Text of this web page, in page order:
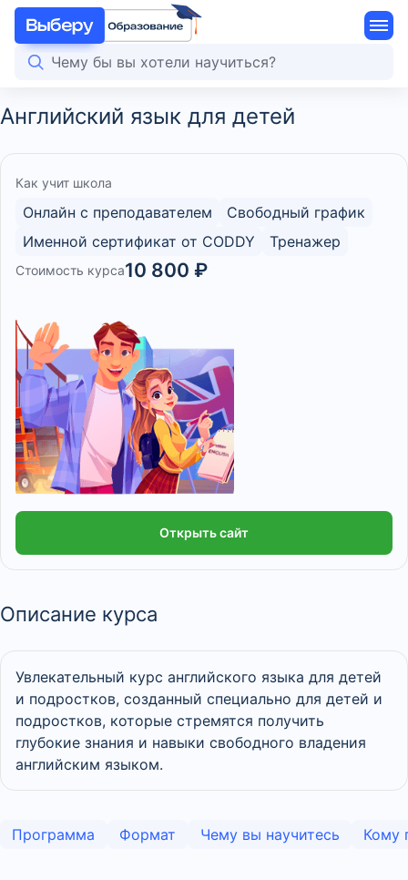
Английский язык для детей
Как учит школа
Онлайн с преподавателем
Свободный график
Именной сертификат от CODDY
Тренажер
Стоимость курса10 800 ₽
Открыть сайт
Описание курса
Увлекательный курс английского языка для детей
и подростков, созданный специально для детей и
подростков, которые стремятся получить
глубокие знания и навыки свободного владения
английским языком.
Программа Формат Чему вы научитесь Кому